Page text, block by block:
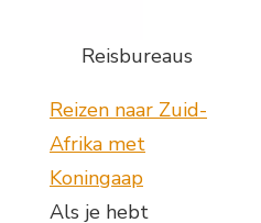
Reisbureaus
Reizen naar Zuid-
Afrika met
Koningaap
Als je hebt